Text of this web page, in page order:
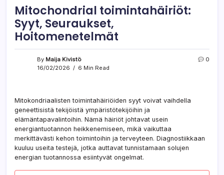
Mitochondrial toimintahäiriöt:
Syyt, Seuraukset,
Hoitomenetelmät
By Maija Kivistö
16/02/2026
6 Min Read
0
Mitokondriaalisten toimintahäiriöiden syyt voivat vaihdella
geneettisistä tekijöistä ympäristötekijöihin ja
elämäntapavalintoihin. Nämä häiriöt johtavat usein
energiantuotannon heikkenemiseen, mikä vaikuttaa
merkittävästi kehon toimintoihin ja terveyteen. Diagnostiikkaan
kuuluu useita testejä, jotka auttavat tunnistamaan solujen
energian tuotannossa esiintyvät ongelmat.